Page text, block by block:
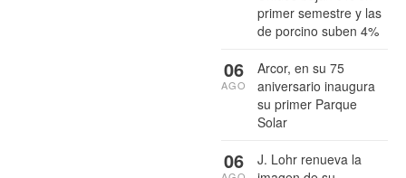
primer semestre y las
de porcino suben 4%
Arcor, en su 75
aniversario inaugura
su primer Parque
Solar
06
AGO
J. Lohr renueva la
06